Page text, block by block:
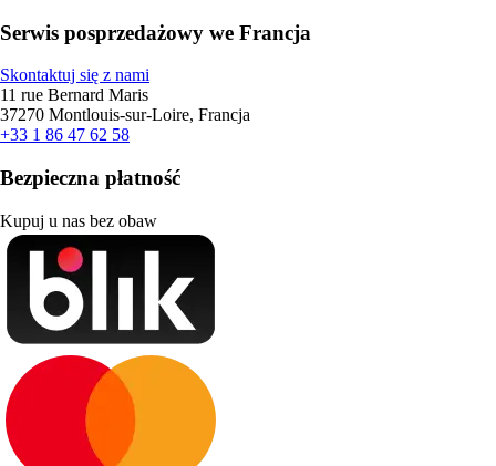
Serwis posprzedażowy we Francja
Skontaktuj się z nami
11 rue Bernard Maris
37270 Montlouis-sur-Loire, Francja
+33 1 86 47 62 58
Bezpieczna płatność
Kupuj u nas bez obaw